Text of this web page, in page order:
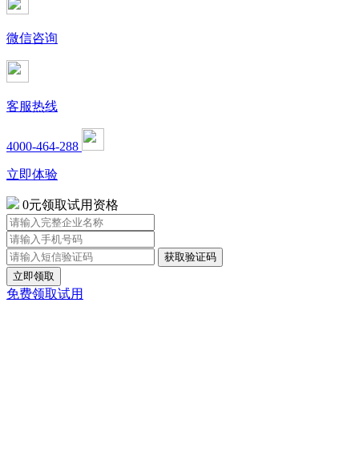
微信咨询
客服热线
4000-464-288
立即体验
0元领取试用资格
立即领取
免费领取试用